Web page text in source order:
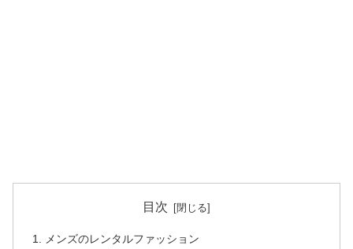
目次
メンズのレンタルファッション